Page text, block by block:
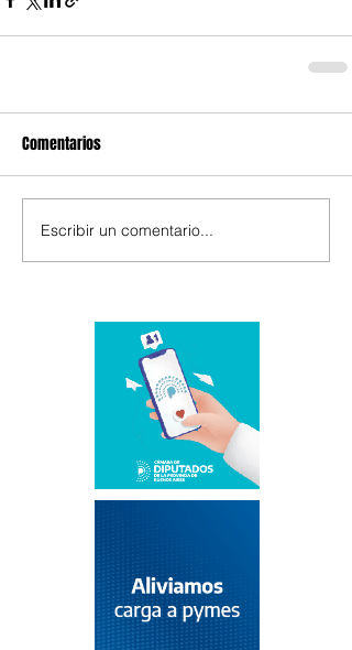
Comentarios
Escribir un comentario...